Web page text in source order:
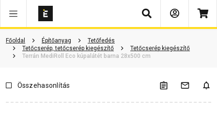
Keresés
Főoldal Építőanyag
Tetőfedés
Tetőcserép, tetőcserép kiegészítő
Tetőcserép kiegészítő
Terrán MediRoll Eco kúpalátét barna 28x500 cm
Vásárlói vélemények Kérdések és válaszok Kapcsolódó cikkek
Összehasonlítás